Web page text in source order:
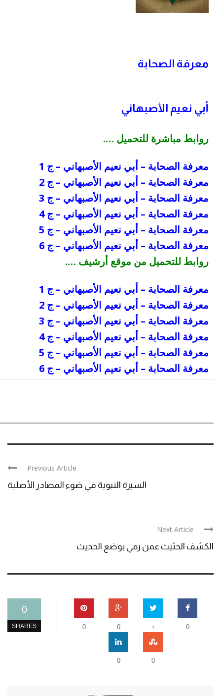
معرفة الصحابة
أبي نعيم الأصبهاني
روابط مباشرة للتحميل ….
معرفة الصحابة – أبي نعيم الأصبهاني – ج 1
معرفة الصحابة – أبي نعيم الأصبهاني – ج 2
معرفة الصحابة – أبي نعيم الأصبهاني – ج 3
معرفة الصحابة – أبي نعيم الأصبهاني – ج 4
معرفة الصحابة – أبي نعيم الأصبهاني – ج 5
معرفة الصحابة – أبي نعيم الأصبهاني – ج 6
روابط للتحميل من موقع أرشيف ….
معرفة الصحابة – أبي نعيم الأصبهاني – ج 1
معرفة الصحابة – أبي نعيم الأصبهاني – ج 2
معرفة الصحابة – أبي نعيم الأصبهاني – ج 3
معرفة الصحابة – أبي نعيم الأصبهاني – ج 4
معرفة الصحابة – أبي نعيم الأصبهاني – ج 5
معرفة الصحابة – أبي نعيم الأصبهاني – ج 6
Previous Article
السيرة النبوية في ضوء المصادر الأصلية
Next Article
الكشف الحثيث عمن رمي بوضع الحديث
0
SHARES 0
+
0
0
0
0